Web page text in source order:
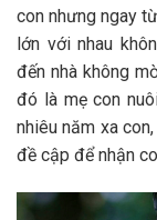
con nhưng ngay
lớn với nhau
đến nhà không
đó là mẹ con
nhiêu năm xa
đề cập để nhận